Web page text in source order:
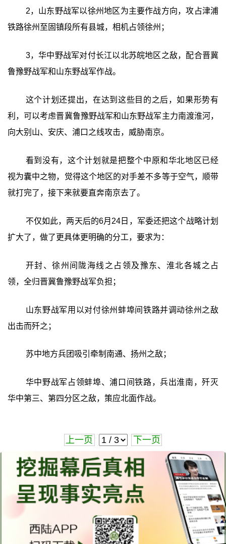
2，山东野战军以徐州地区为主要作战方向，攻占津浦
铁路徐州至固镇段所有县城，相机占领徐州；
3，华中野战军对付长江以北苏皖地区之敌，配合晋冀
鲁豫野战军和山东野战军作战。
这个计划还提出，在达到这些目的之后，如果形势有
利，可以考虑晋冀鲁豫野战军和山东野战军主力南渡淮河，
向大别山、安庆、浦口之线攻击，威胁南京。
看到没有，这个计划就是把整个中原和华北地区已经
视为囊中之物，觉得这个地区的对手差不多等于空气，顺带
就打完了，接下来就要直奔南京去了。
不仅如此，两天后的6月24日，军委还把这个战略计划
扩大了，做了更具体更明确的分工，要求为：
开封、徐州间陇海线之占领及豫东、淮北各城之占
领，全归晋冀鲁豫野战军负担；
山东野战军用以对付徐州蚌埠间铁路并调动徐州之敌
出击而歼之；
苏中地方兵团吸引牵制南通、扬州之敌；
华中野战军占领蚌埠、浦口间铁路，兵出淮南，歼灭
华中第三、第四分区之敌，策应北面作战。
上一页 下一页